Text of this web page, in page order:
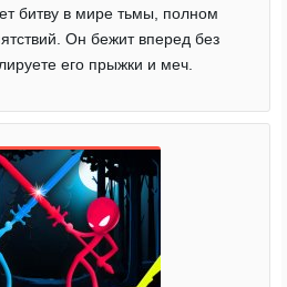
битву в мире тьмы, полном
Он бежит вперед без
его прыжки и меч.